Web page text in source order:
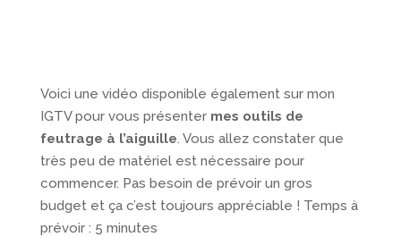
Voici une vidéo disponible également sur mon
IGTV pour vous présenter mes outils de
feutrage à l’aiguille. Vous allez constater que
très peu de matériel est nécessaire pour
commencer. Pas besoin de prévoir un gros
budget et ça c’est toujours appréciable ! Temps à
prévoir : 5 minutes